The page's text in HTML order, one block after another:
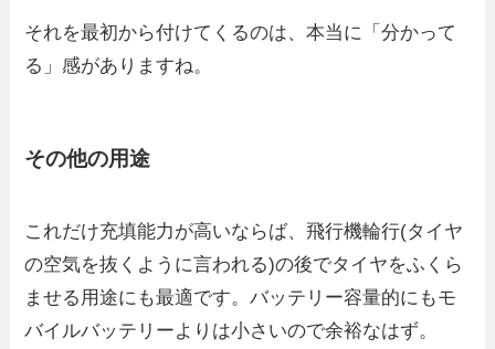
それを最初から付けてくるのは、本当に「分かって
る」感がありますね。
その他の用途
これだけ充填能力が高いならば、飛行機輪行(タイヤ
の空気を抜くように言われる)の後でタイヤをふくら
ませる用途にも最適です。バッテリー容量的にもモ
バイルバッテリーよりは小さいので余裕なはず。